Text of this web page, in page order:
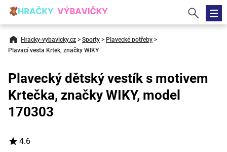
Hracky-vybavicky.cz > Sporty > Plavecké potřeby >
Plavací vesta Krtek, značky WIKY
Plavecký dětský vestík s motivem
Krtečka, značky WIKY, model
170303
4.6